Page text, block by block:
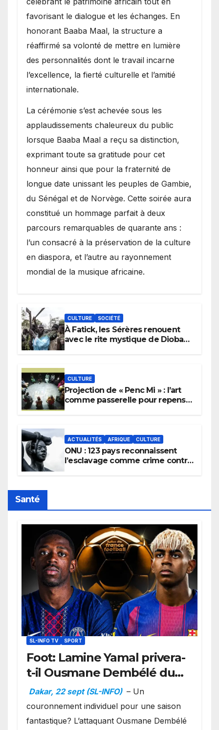
favorisant le dialogue et les échanges. En
honorant Baaba Maal, la structure a
réaffirmé sa volonté de mettre en lumière
des personnalités dont le travail incarne
l’excellence, la fierté culturelle et l’amitié
internationale.
​La cérémonie s’est achevée sous les
applaudissements chaleureux du public
lorsque Baaba Maal a reçu sa distinction,
exprimant toute sa gratitude pour cet
honneur ainsi que pour la fraternité de
longue date unissant les peuples de Gambie,
du Sénégal et de Norvège. Cette soirée aura
constitué un hommage parfait à deux
parcours remarquables de quarante ans :
l’un consacré à la préservation de la culture
en diaspora, et l’autre au rayonnement
mondial de la musique africaine.
CULTURE SOCIÉTÉ
À Fatick, les Sérères renouent
avec le rite mystique de Diobaye
CULTURE
Projection de « Penc Mi » : l’art
comme passerelle pour repenser
ACTUALITÉS AFRIQUE CULTURE
ONU : 123 pays reconnaissent
l’esclavage comme crime contre
Santé
SL-INFO TV SPORT
Foot: Lamine Yamal privera-
t-il Ousmane Dembélé du
Ballon d’or ?
Dakar, 22 sept (SL-INFO) – Un
couronnement individuel pour une saison
fantastique? L’attaquant Ousmane Dembélé